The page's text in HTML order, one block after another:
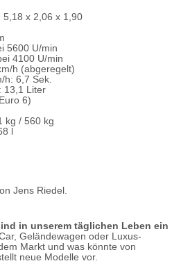
5,18 x 2,06 x 1,90
5600 U/min
4100 U/min
h (abgeregelt)
h: 6,7 Sek.
13,1 Liter
6)
kg / 560 kg
l
Jens Riedel.
in unserem täglichen Leben ein
Geländewagen oder Luxus-
Markt und was könnte von
neue Modelle vor.